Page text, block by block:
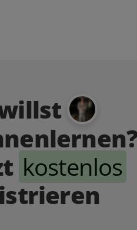
kostenlos